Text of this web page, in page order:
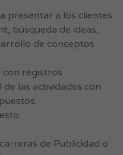
presentar a los clientes
búsqueda de ideas,
de conceptos
con registros
las actividades con
de Publicidad o